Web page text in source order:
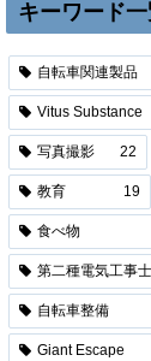
キーワード
自転車関連製品
Vitus Substance
写真撮影 22
教育 19
食べ物
第二種電気工事
自転車整備
Giant Escape